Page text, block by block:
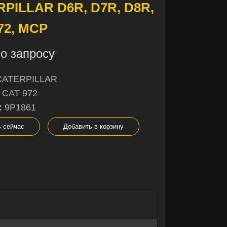
D6R, D7R, D8R,
MCP
запросу
CAT 972
9P1861
сейчас Добавить в корзину